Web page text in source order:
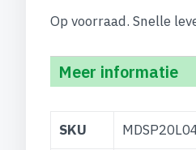
Op voorraad. Snelle
Meer informatie
informatie
SKU